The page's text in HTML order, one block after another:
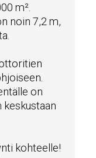
m².
noin 7,2 m,
on
keskustaan
kohteelle!